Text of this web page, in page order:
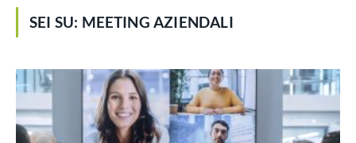
SEI SU: MEETING AZIENDALI